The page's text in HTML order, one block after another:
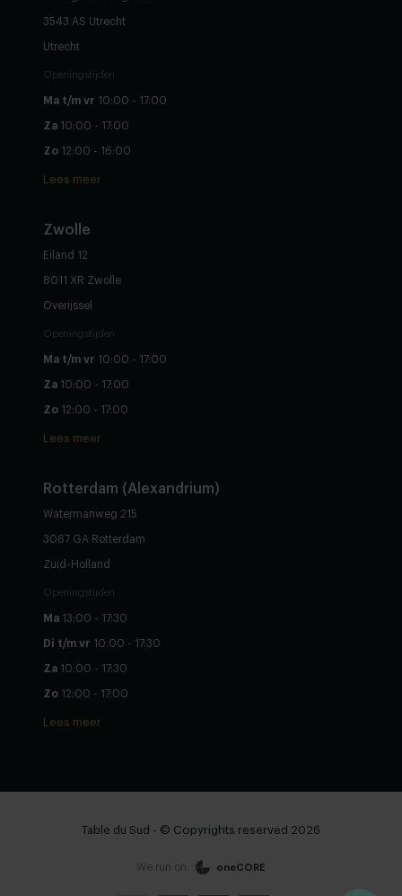
3543 AS Utrecht
Utrecht
Openingstijden
Ma t/m vr 10:00 - 17:00
Za 10:00 - 17:00
Zo 12:00 - 16:00
Lees meer
Zwolle
Eiland 12
8011 XR Zwolle
Overijssel
Openingstijden
Ma t/m vr 10:00 - 17:00
Za 10:00 - 17:00
Zo 12:00 - 17:00
Lees meer
Rotterdam (Alexandrium)
Watermanweg 215
3067 GA Rotterdam
Zuid-Holland
Openingstijden
Ma 13:00 - 17:30
Di t/m vr 10:00 - 17:30
Za 10:00 - 17:30
Zo 12:00 - 17:00
Lees meer
Table du Sud - © Copyrights reserved 2026
We run on: oneCORE